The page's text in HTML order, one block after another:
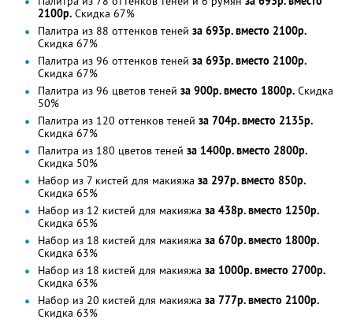
2100р. Скидка 67%
Палитра из 88 оттенков теней за 693р. вместо 2100р.
Скидка 67%
Палитра из 96 оттенков теней за 693р. вместо 2100р.
Скидка 67%
Палитра из 96 цветов теней за 900р. вместо 1800р. Скидка
50%
Палитра из 120 оттенков теней за 704р. вместо 2135р.
Скидка 67%
Палитра из 180 цветов теней за 1400р. вместо 2800р.
Скидка 50%
Набор из 7 кистей для макияжа за 297р. вместо 850р.
Скидка 65%
Набор из 12 кистей для макияжа за 438р. вместо 1250р.
Скидка 65%
Набор из 18 кистей для макияжа за 670р. вместо 1800р.
Скидка 63%
Набор из 18 кистей для макияжа за 1000р. вместо 2700р.
Скидка 63%
Набор из 20 кистей для макияжа за 777р. вместо 2100р.
Скидка 63%